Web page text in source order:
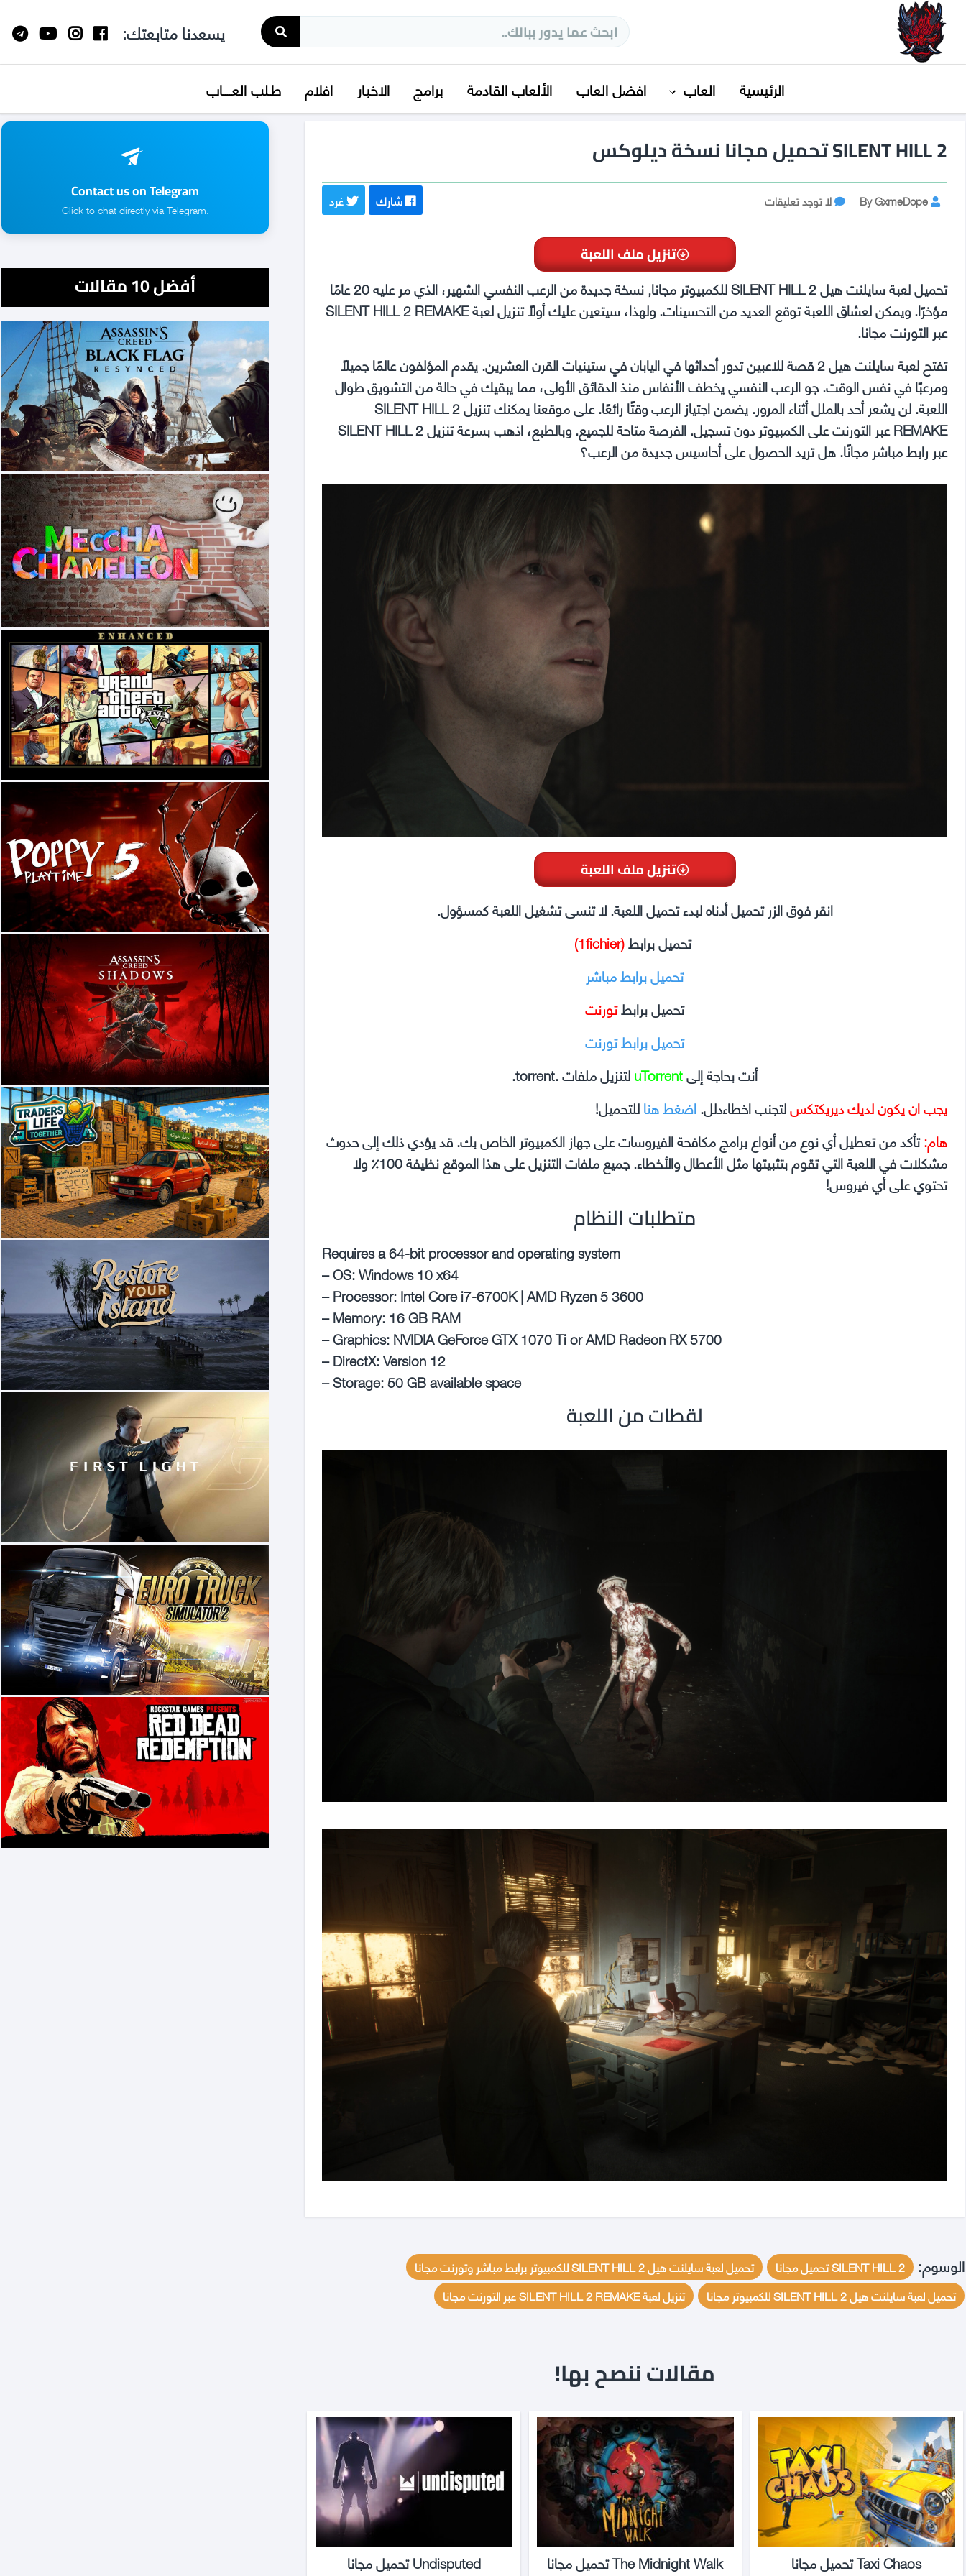
يسعدنا متابعتك:
الرئيسية العاب افضل العاب الألعاب القادمة برامج الاخبار افلام طـلب العــــاب
SILENT HILL 2 تحميل مجانا نسخة ديلوكس
Post
By GxmeDope لا توجد تعليقاتعلى
مجانا
نسخة
ديلوكس
شارك غرد
تنزيل ملف اللعبة
تحميل لعبة سايلنت هيل SILENT HILL 2 للكمبيوتر مجانا, نسخة جديدة من الرعب النفسي الشهير، الذي مر عليه 20 عامًا
مؤخرًا. ويمكن لعشاق اللعبة توقع العديد من التحسينات. ولهذا، سيتعين عليك أولاً تنزيل لعبة SILENT HILL 2 REMAKE
عبر التورنت مجانا.
تفتح لعبة سايلنت هيل 2 قصة للاعبين تدور أحداثها في اليابان في ستينيات القرن العشرين. يقدم المؤلفون عالمًا جميلًا
ومرعبًا في نفس الوقت. جو الرعب النفسي يخطف الأنفاس منذ الدقائق الأولى، مما يبقيك في حالة من التشويق طوال
اللعبة. لن يشعر أحد بالملل أثناء المرور. يضمن اجتياز الرعب وقتًا رائعًا. على موقعنا يمكنك تنزيل SILENT HILL 2
REMAKE عبر التورنت على الكمبيوتر دون تسجيل. الفرصة متاحة للجميع. وبالطبع، اذهب بسرعة تنزيل SILENT HILL 2
عبر رابط مباشر مجانًا. هل تريد الحصول على أحاسيس جديدة من الرعب؟
تنزيل ملف اللعبة
انقر فوق الزر تحميل أدناه لبدء تحميل اللعبة. لا تنسى تشغيل اللعبة كمسؤول.
تحميل برابط(1fichier)
تحميل برابط مباشر
تحميل برابطتورنت
تحميل برابط تورنت
أنت بحاجة إلىuTorrentلتنزيل ملفات .torrent.
يجب ان يكون لديك ديريكتكسلتجنب اخطاءدلل.اضغط هناللتحميل!
هام:تأكد من تعطيل أي نوع من أنواع برامج مكافحة الفيروسات على جهاز الكمبيوتر الخاص بك. قد يؤدي ذلك إلى حدوث
مشكلات في اللعبة التي تقوم بتثبيتها مثل الأعطال والأخطاء. جميع ملفات التنزيل على هذا الموقع نظيفة 100٪ ولا
تحتوي على أي فيروس!
متطلبات النظام
Requires a 64-bit processor and operating system
– OS: Windows 10 x64
– Processor: Intel Core i7-6700K | AMD Ryzen 5 3600
– Memory: 16 GB RAM
– Graphics: NVIDIA GeForce GTX 1070 Ti or AMD Radeon RX 5700
– DirectX: Version 12
– Storage: 50 GB available space
لقطات من اللعبة
الوسوم: SILENT HILL 2 تحميل مجانا
تحميل لعبة سايلنت هيل SILENT HILL 2 للكمبيوتر برابط مباشر وتورنت مجانا
تحميل لعبة سايلنت هيل SILENT HILL 2 للكمبيوتر مجانا
تنزيل لعبة SILENT HILL 2 REMAKE عبر التورنت مجانا
مقالات ننصح بها!
Taxi Chaos تحميل مجانا The Midnight Walk تحميل مجانا Undisputed تحميل مجانا
Contact us on Telegram
.Click to chat directly via Telegram
أفضل 10 مقالات